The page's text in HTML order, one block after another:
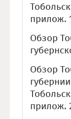
прилож.
Обзор
Обзор
прилож.